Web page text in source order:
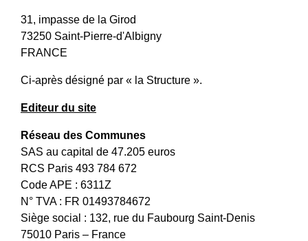
31, impasse de la Girod
73250 Saint-Pierre-d'Albigny
FRANCE
Ci-après désigné par « la Structure ».
Editeur du site
Réseau des Communes
SAS au capital de 47.205 euros
RCS Paris 493 784 672
Code APE : 6311Z
N° TVA : FR 01493784672
Siège social : 132, rue du Faubourg Saint-Denis
75010 Paris – France